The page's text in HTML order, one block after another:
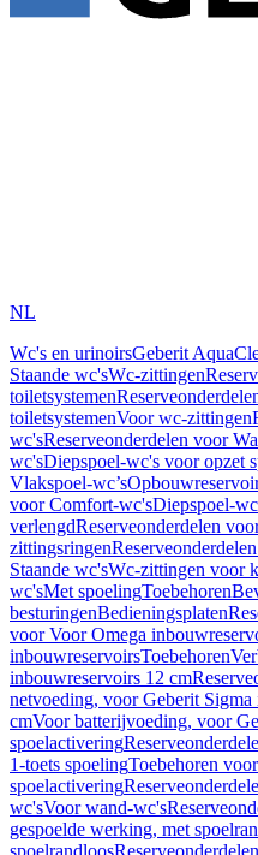
NL
Wc's en urinoirsGeberit
Staande wc'sWc-zittingen
toiletsystemen
toiletsystemenVoor wc-zittingen
wc'sReserveonderdelen voor
wc'sDiepspoel-wc's voor opzet
Vlakspoel-wc’s
voor Comfort-wc'sDiepspoel-
verlengdReserveonderdelen
zittingsringen
Staande wc'sWc-zittingen voor
wc'sMet spoelingToebehoren
besturingenBedieningsplaten
voor Voor Omega
inbouwreservoirsToebehoren
inbouwreservoirs 12 cm
netvoeding, voor Geberit
cmVoor batterijvoeding, voor
spoelactivering
1-toets spoelingToebehoren
spoelactivering
wc'sVoor wand-wc's
gespoelde werking, met
spoelrandloos